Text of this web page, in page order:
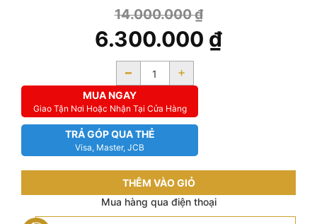
14.000.000₫
6.300.000 ₫
- +
MUA NGAY
Giao Tận Nơi Hoặc Nhận Tại Cửa Hàng
TRẢ GÓP QUA THẺ
Visa, Master, JCB
THÊM VÀO GIỎ
Mua hàng qua điện thoại